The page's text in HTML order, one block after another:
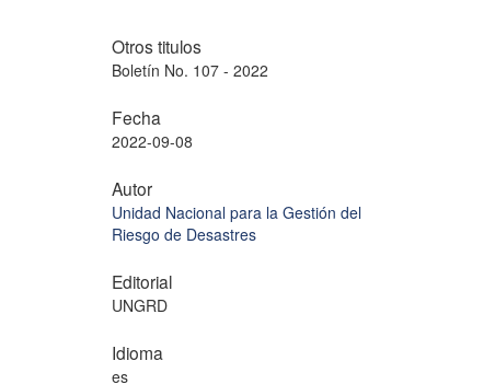
Otros titulos
Boletín No. 107 - 2022
Fecha
2022-09-08
Autor
Unidad Nacional para la Gestión del
Riesgo de Desastres
Editorial
UNGRD
Idioma
es